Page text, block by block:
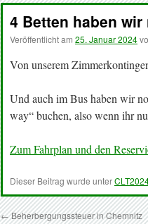
4 Betten haben
Veröffentlicht am 25. Januar 2024
Von unserem
Und auch im Bus haben wir
way“ buchen, also wenn ihr
Zum Fahrplan und den
Dieser Beitrag wurde unter
←Beherbergungssteuer in Chemnitz